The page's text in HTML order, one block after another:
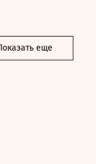
еще